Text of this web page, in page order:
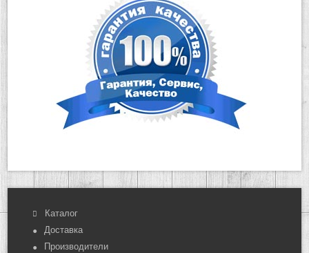
Каталог
Доставка
Производители